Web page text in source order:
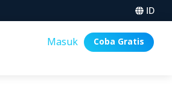
ID
Masuk Coba Gratis